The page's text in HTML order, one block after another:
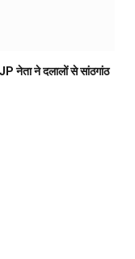
नेता ने दलालों से सांठगांठ